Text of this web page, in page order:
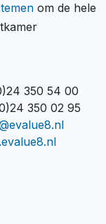
om de hele
350 54 00
350 02 95